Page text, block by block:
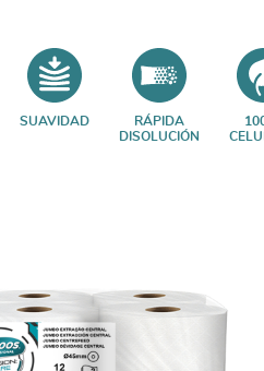
SUAVIDAD
RÁPIDA
DISOLUCIÓN